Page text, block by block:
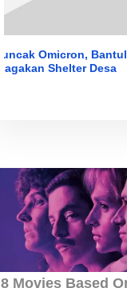
Puncak Omicron, Bantul
Siagakan Shelter Desa